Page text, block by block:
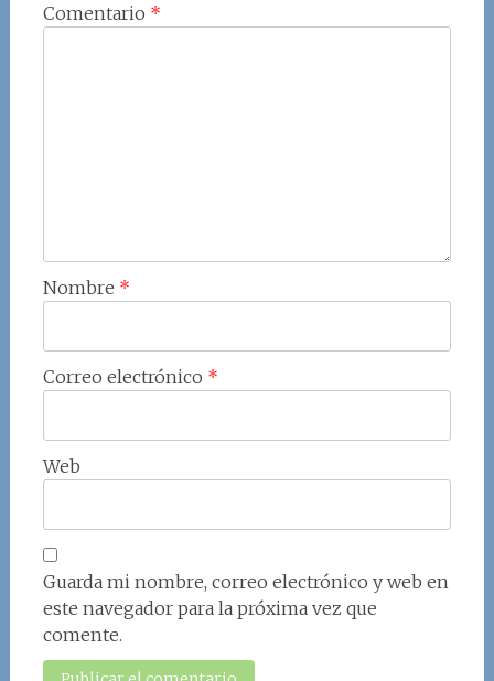
Comentario *
Nombre *
Correo electrónico *
Web
Guarda mi nombre, correo electrónico y web en
este navegador para la próxima vez que
comente.